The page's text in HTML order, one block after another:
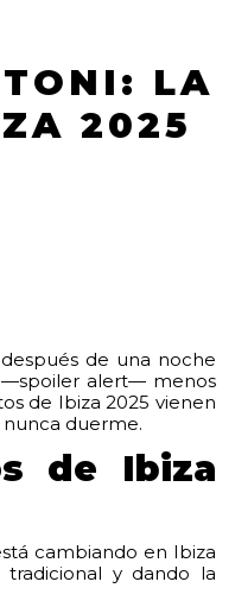
LA
2025
de una noche
—spoiler alert— menos
de Ibiza 2025 vienen
duerme.
de Ibiza
cambiando en Ibiza
tradicional y dando la